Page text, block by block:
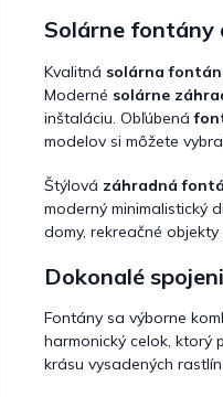
Solárne fontány
Kvalitná solárna
Moderné solárne
inštaláciu. Obľúbená
modelov si môžete
Štýlová záhradná
moderný minimalistický
domy, rekreačné
Dokonalé
Fontány sa výborne
harmonický celok, ktorý
krásu vysadených